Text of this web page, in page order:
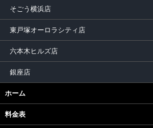
そごう横浜店
東戸塚オーロラシティ店
六本木ヒルズ店
銀座店
ホーム
料金表